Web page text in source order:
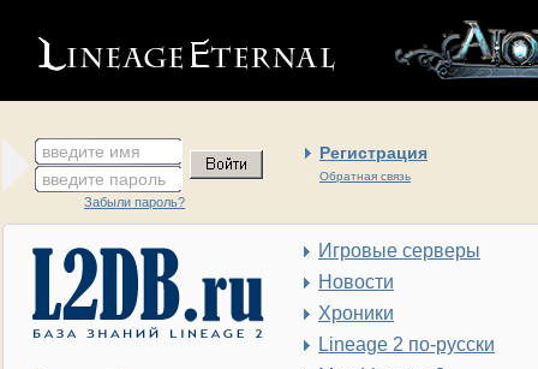
введите имя Регистрация
Обратная связь
введите пароль
Забыли пароль?
Игровые серверы
Новости
Хроники
Lineage 2 по-русски